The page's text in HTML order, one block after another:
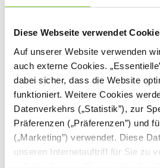
Diese Webseite verwendet
Auf unserer Website verwenden
auch externe Cookies.
dabei sicher, dass die Website
funktioniert. Weitere Cookies
Datenverkehrs („Statistik”), zur
Präferenzen („Präferenzen”) und
(„Marketing”) verwendet. Diese
unseren Internetauftriff für Sie zu
Hortraum mit